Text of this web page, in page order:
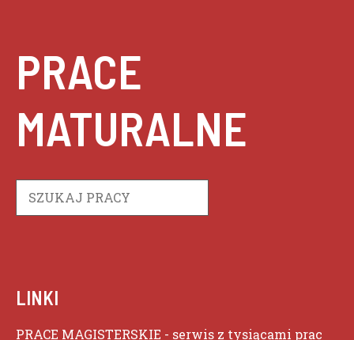
PRACE
MATURALNE
LINKI
PRACE MAGISTERSKIE - serwis z tysiącami prac